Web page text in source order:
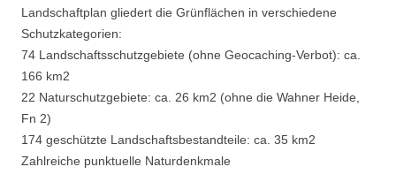
Landschaftplan gliedert die Grünflächen in verschiedene
Schutzkategorien:
74 Landschaftsschutzgebiete (ohne Geocaching-Verbot): ca.
166 km2
22 Naturschutzgebiete: ca. 26 km2 (ohne die Wahner Heide,
Fn 2)
174 geschützte Landschaftsbestandteile: ca. 35 km2
Zahlreiche punktuelle Naturdenkmale